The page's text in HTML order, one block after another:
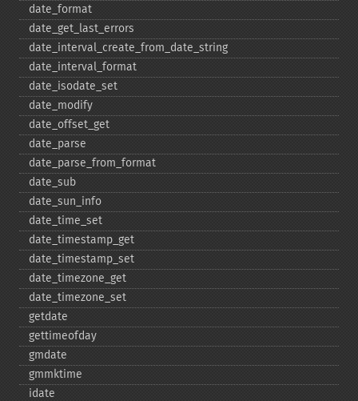
date_​format
date_​get_​last_​errors
date_​interval_​create_​from_​date_​string
date_​interval_​format
date_​isodate_​set
date_​modify
date_​offset_​get
date_​parse
date_​parse_​from_​format
date_​sub
date_​sun_​info
date_​time_​set
date_​timestamp_​get
date_​timestamp_​set
date_​timezone_​get
date_​timezone_​set
getdate
gettimeofday
gmdate
gmmktime
idate